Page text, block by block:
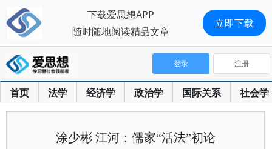
首页 法学 经济学 政治学 国际关系 社会学
登录 注册
涂少彬 江河：儒家“活法”初论
下载爱思想APP
随时随地阅读精品文章
立即下载